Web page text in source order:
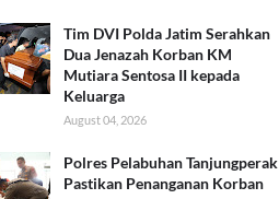
Tim DVI Polda Jatim Serahkan
Dua Jenazah Korban KM
Mutiara Sentosa II kepada
Keluarga
August 04, 2026
Polres Pelabuhan Tanjungperak
Pastikan Penanganan Korban